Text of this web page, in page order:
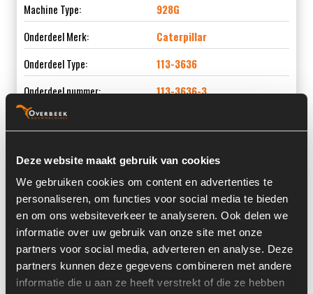
Deze website maakt gebruik van cookies
We gebruiken cookies om content en advertenties te
personaliseren, om functies voor social media te bieden
en om ons websiteverkeer te analyseren. Ook delen we
informatie over uw gebruik van onze site met onze
partners voor social media, adverteren en analyse. Deze
partners kunnen deze gegevens combineren met andere
informatie die u aan ze heeft verstrekt of die ze hebben
Machine Type:
928G
Onderdeel Merk:
Caterpillar
Onderdeel Type:
113-3636
Onderdeel nummer:
113-3636-3
Informatie
Locatie:
4C2
Serienummer:
D9944U098058
Past op de volgende machines:
Caterpillar 928 G
Land:
Nederland